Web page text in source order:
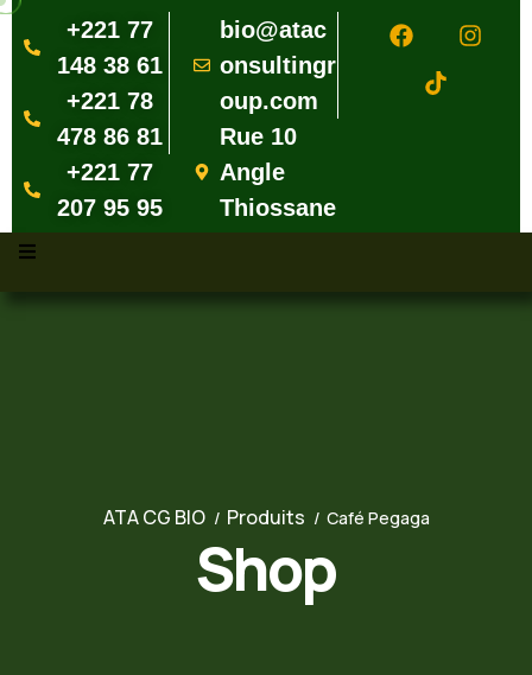
+221 77
148 38 61
+221 78
478 86 81
+221 77
207 95 95
bio@atac
onsultingr
oup.com
Rue 10
Angle
Thiossane
ATA CG BIO Produits Café Pegaga
Shop